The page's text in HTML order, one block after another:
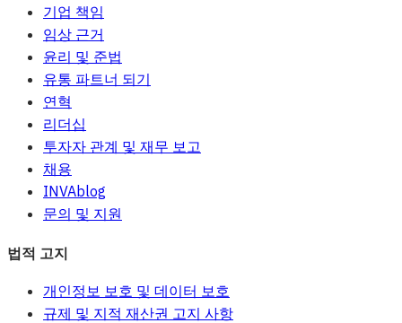
기업 책임
임상 근거
윤리 및 준법
유통 파트너 되기
연혁
리더십
투자자 관계 및 재무 보고
채용
INVAblog
문의 및 지원
법적 고지
개인정보 보호 및 데이터 보호
규제 및 지적 재산권 고지 사항